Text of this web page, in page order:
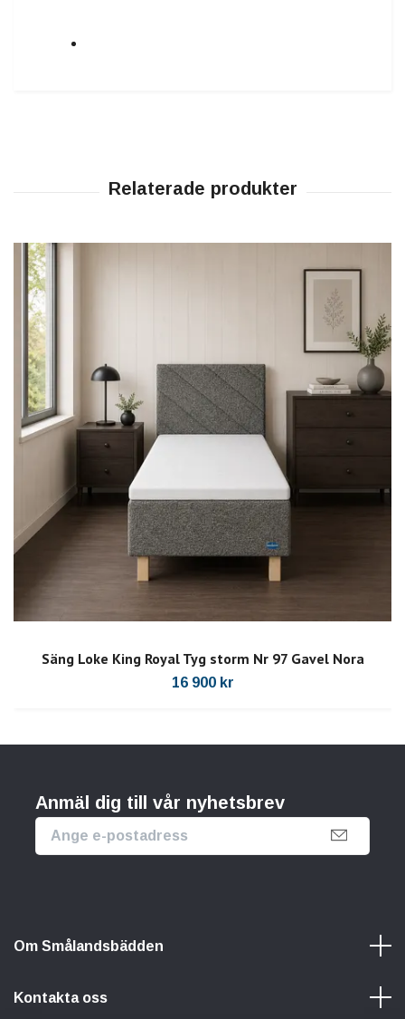
Säng Loke King Royal Tyg storm Nr 97 Gavel Nora
16 900 kr
Anmäl dig till vår nyhetsbrev
Om Smålandsbädden
Kontakta oss